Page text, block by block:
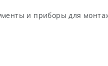
и приборы для